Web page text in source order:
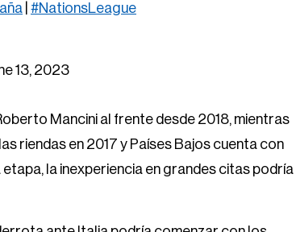
#NationsLeague
13, 2023
Mancini al frente desde 2018, mientras
riendas en 2017 y Países Bajos cuenta con
la inexperiencia en grandes citas podría